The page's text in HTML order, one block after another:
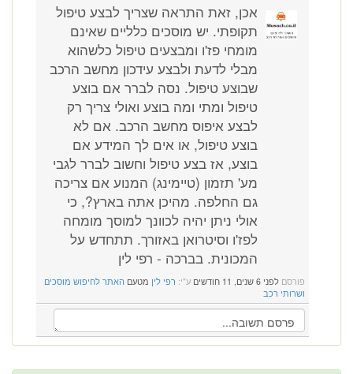
אכן, זאת התראה שצריך לבצע טיפול
תקופתי. יש מוסכים כלליים שאינם
מומחי פז'ו ומבצעים טיפול כלשהוא
מבלי לדעת ולבצע עידכון מחשב הרכב
שבוצע טיפול. נסה לברר אם בוצע
טיפול ומתי ומה בוצע ואולי צריך רק
לבצע איפוס מחשב הרכב. אם לא
בוצע טיפול, או אים לך המידע אם
בוצע, אז בצע טיפול וחשוב לברר לגבי
מע' תזמון (טיימינג) המנוע אם צריכה
גם החלפה. מהיכן אתה בארץ?, כי
אולי ניתן יהיה לכוונך למוסך מומחה
לפז'ו וסיטרואן באזורך. תתחדש על
המכונית. בברכה - רפי לין
פורסם לפני 6 שנים, 11 חודשים ע"י: רפי לין מטעם האתר לחיפוש מוסכים
ושרותי רכב